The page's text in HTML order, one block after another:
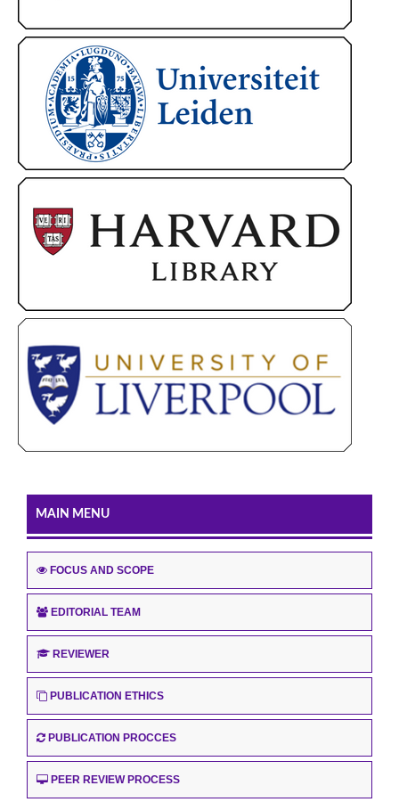
MAIN MENU
FOCUS AND SCOPE
EDITORIAL TEAM
REVIEWER
PUBLICATION ETHICS
PUBLICATION PROCCES
PEER REVIEW PROCESS